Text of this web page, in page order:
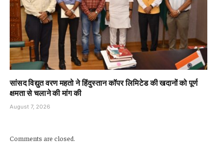
सांसद विद्युत वरण महतो ने हिंदुस्तान कॉपर लिमिटेड की खदानों को पूर्ण
क्षमता से चलाने की मांग की
August 7, 2026
Comments are closed.